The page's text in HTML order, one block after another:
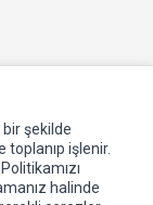
şekilde
işlenir.
halinde